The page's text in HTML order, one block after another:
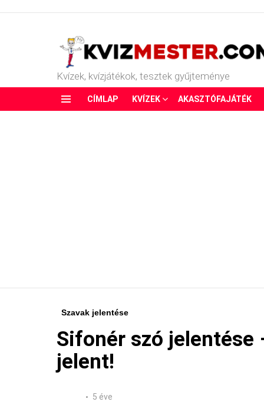
Kvízek, kvízjátékok, tesztek gyűjteménye
CÍMLAP KVÍZEK AKASZTÓFAJÁTÉK
Szavak jelentése
Sifonér szó
jelent!
5 éve